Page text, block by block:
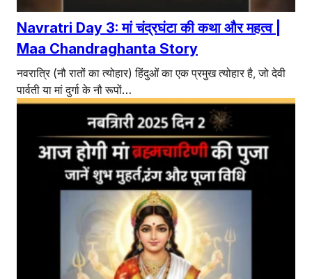
Navratri Day 3: मां चंद्रघंटा की कथा और महत्व |
Maa Chandraghanta Story
नवरात्रि (नौ रातों का त्योहार) हिंदुओं का एक प्रमुख त्योहार है, जो देवी
पार्वती या मां दुर्गा के नौ रूपों…